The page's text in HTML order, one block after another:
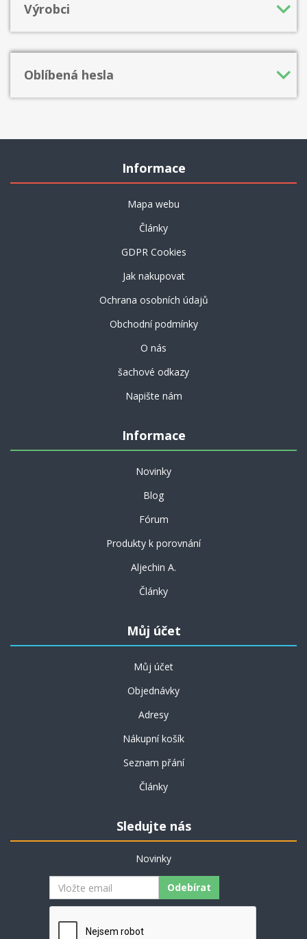
Výrobci
Oblíbená hesla
Informace
Mapa webu
Články
GDPR Cookies
Jak nakupovat
Ochrana osobních údajů
Obchodní podmínky
O nás
šachové odkazy
Napište nám
Informace
Novinky
Blog
Fórum
Produkty k porovnání
Aljechin A.
Články
Můj účet
Můj účet
Objednávky
Adresy
Nákupní košík
Seznam přání
Články
Sledujte nás
Novinky
Odebírat